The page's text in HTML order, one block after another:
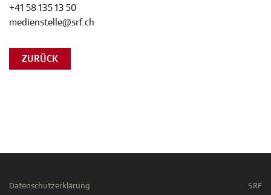
+41 58 135 13 50
medienstelle@srf.ch
ZURÜCK
Datenschutzerklärung SRF